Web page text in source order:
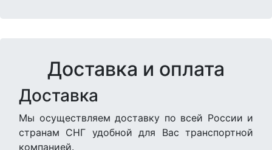
Доставка и оплата
Доставка
Мы осуществляем доставку по всей России и
странам СНГ удобной для Вас транспортной
компанией.